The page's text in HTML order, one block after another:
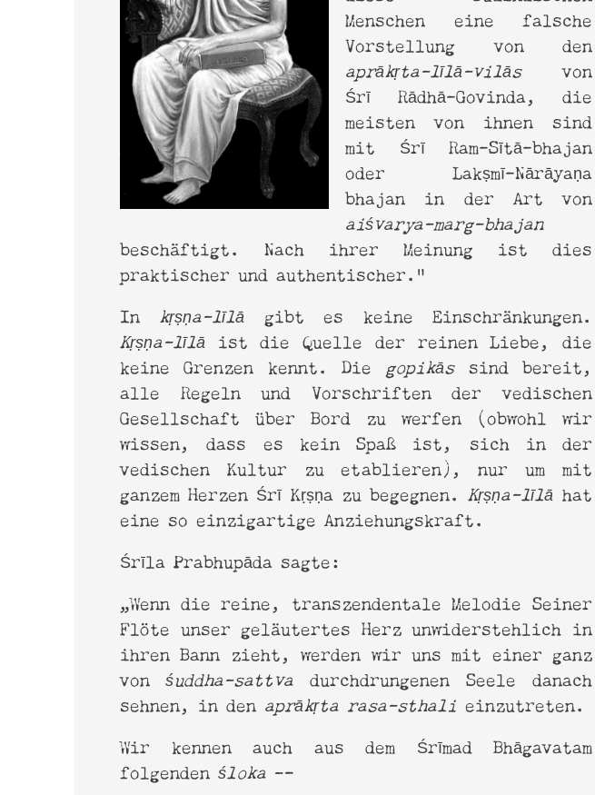
Menschen eine falsche
Vorstellung von den
aprākṛta-līlā-vilāsvon
Śrī Rādhā-Govinda, die
meisten von ihnen sind
mit Śrī Ram-Sītā-bhajan
oder Lakṣmī-Nārāyaṇa
bhajan in der Art von
aiśvarya-marg-bhajan
beschäftigt. Nach ihrer Meinung ist dies
praktischer und authentischer.“
In kṛṣṇa-līlāgibt es keine Einschränkungen.
Kṛṣṇa-līlāist die Quelle der reinen Liebe, die
keine Grenzen kennt. Die gopikāssind bereit,
alle Regeln und Vorschriften der vedischen
Gesellschaft über Bord zu werfen (obwohl wir
wissen, dass es kein Spaß ist, sich in der
vedischen Kultur zu etablieren), nur um mit
ganzem Herzen Śrī Kṛṣṇa zu begegnen. Kṛṣṇa-līlāhat
eine so einzigartige Anziehungskraft.
Śrīla Prabhupāda sagte:
„Wenn die reine, transzendentale Melodie Seiner
Flöte unser geläutertes Herz unwiderstehlich in
ihren Bann zieht, werden wir uns mit einer ganz
von śuddha-sattvadurchdrungenen Seele danach
sehnen, in den aprākṛta rasa-sthalieinzutreten.
Wir kennen auch aus dem Śrīmad Bhāgavatam
folgenden śloka —